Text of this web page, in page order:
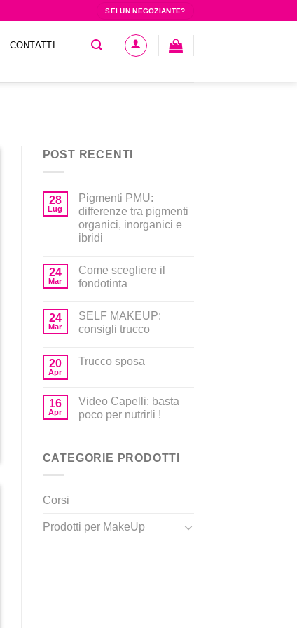
SEI UN NEGOZIANTE?
CONTATTI
POST RECENTI
28
Lug
Pigmenti PMU:
differenze tra pigmenti
organici, inorganici e
ibridi
24
Mar
Come scegliere il
fondotinta
24
Mar
SELF MAKEUP:
consigli trucco
20
Apr
Trucco sposa
16
Apr
Video Capelli: basta
poco per nutrirli !
CATEGORIE PRODOTTI
Corsi
Prodotti per MakeUp